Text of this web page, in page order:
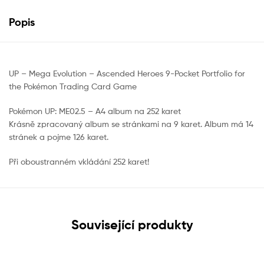
Popis
UP – Mega Evolution – Ascended Heroes 9-Pocket Portfolio for
the Pokémon Trading Card Game
Pokémon UP: ME02.5 – A4 album na 252 karet
Krásně zpracovaný album se stránkami na 9 karet. Album má 14
stránek a pojme 126 karet.
Při oboustranném vkládání 252 karet!
Související produkty